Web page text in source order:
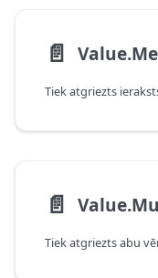
📄️
Tiek atgriezts
📄️
Tiek atgriezts abu